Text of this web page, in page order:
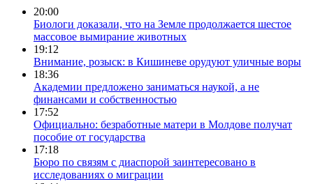
20:00
Биологи доказали, что на Земле продолжается шестое
массовое вымирание животных
19:12
Внимание, розыск: в Кишиневе орудуют уличные воры
18:36
Академии предложено заниматься наукой, а не
финансами и собственностью
17:52
Официально: безработные матери в Молдове получат
пособие от государства
17:18
Бюро по связям с диаспорой заинтересовано в
исследованиях о миграции